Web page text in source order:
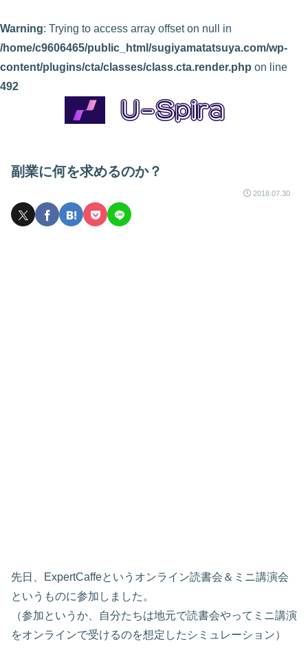
Warning: Trying to access array offset on null in
/home/c9606465/public_html/sugiyamatatsuya.com/wp-
content/plugins/cta/classes/class.cta.render.php on line
492
副業に何を求めるのか？
2018.07.30
先日、ExpertCaffeというオンライン読書会＆ミニ講演会
というものに参加しました。
（参加というか、自分たちは地元で読書会やってミニ講演
をオンラインで受けるのを想定したシミュレーション）